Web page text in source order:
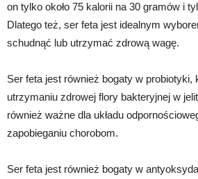
on tylko około 75 kalorii na 30 gramów i
Dlatego też, ser feta jest idealnym
schudnąć lub utrzymać zdrową wagę.
Ser feta jest również bogaty w probiotyki,
utrzymaniu zdrowej flory bakteryjnej w
również ważne dla układu
zapobieganiu chorobom.
Ser feta jest również bogaty w